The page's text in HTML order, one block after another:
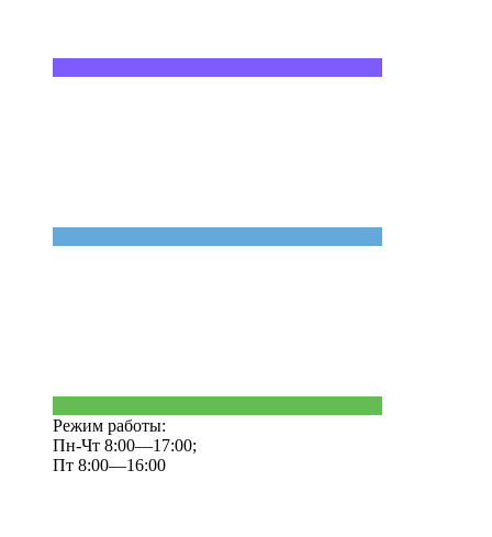
Режим работы:
Пн-Чт 8:00—17:00;
Пт 8:00—16:00